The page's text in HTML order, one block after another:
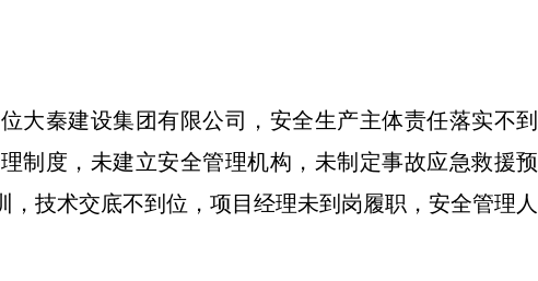
大秦建设集团有限公司，安全生产主体责任落实不到
制度，未建立安全管理机构，未制定事故应急救援预
技术交底不到位，项目经理未到岗履职，安全管理人